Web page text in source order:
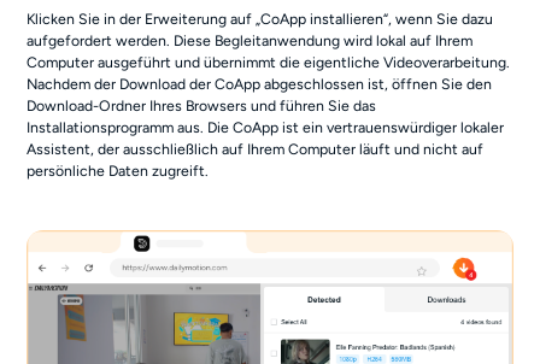
Klicken Sie in der Erweiterung auf „CoApp installieren“, wenn Sie dazu
aufgefordert werden. Diese Begleitanwendung wird lokal auf Ihrem
Computer ausgeführt und übernimmt die eigentliche Videoverarbeitung.
Nachdem der Download der CoApp abgeschlossen ist, öffnen Sie den
Download-Ordner Ihres Browsers und führen Sie das
Installationsprogramm aus. Die CoApp ist ein vertrauenswürdiger lokaler
Assistent, der ausschließlich auf Ihrem Computer läuft und nicht auf
persönliche Daten zugreift.